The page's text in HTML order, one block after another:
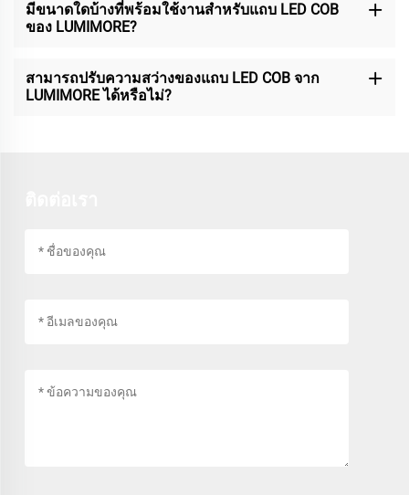
มีขนาดใดบ้างที่พร้อมใช้งานสำหรับแถบ LED COB
ของ LUMIMORE?
สามารถปรับความสว่างของแถบ LED COB จาก
LUMIMORE ได้หรือไม่?